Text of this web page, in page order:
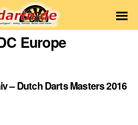
Dartn.de
Europe
– Dutch Darts Masters 2016